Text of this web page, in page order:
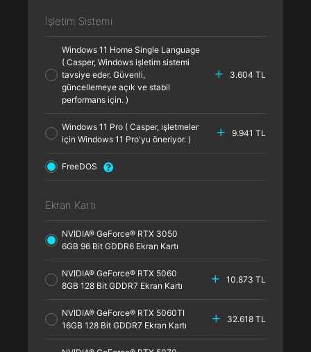
İşletim Sistemi
Windows 11 Home Single Language
( Casper, Windows işletim sistemi
tavsiye eder. Güvenli,
güncellemeye açık ve stabil
performans için. )
3.604 TL
Windows 11 Pro ( Casper, işletmeler
için Windows 11 Pro'yu öneriyor. )
9.941 TL
FreeDOS
Ekran Kartı
NVIDIA® GeForce® RTX 3050
6GB 96 Bit GDDR6 Ekran Kartı
NVIDIA® GeForce® RTX 5060
8GB 128 Bit GDDR7 Ekran Kartı
10.873 TL
NVIDIA® GeForce® RTX 5060TI
16GB 128 Bit GDDR7 Ekran Kartı
32.618 TL